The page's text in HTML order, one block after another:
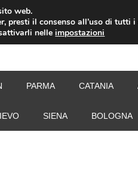
PARMA CATANIA
SIENA BOLOGNA
web.
presti il consenso all’uso di tutti i
nelleimpostazioni